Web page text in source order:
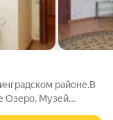
районе.В
Озеро, Музей